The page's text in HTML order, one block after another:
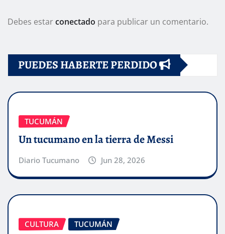
Debes estarconectado para publicar un comentario.
PUEDES HABERTE PERDIDO
TUCUMÁN
Un tucumano en la tierra de Messi
Diario Tucumano Jun 28, 2026
CULTURA TUCUMÁN